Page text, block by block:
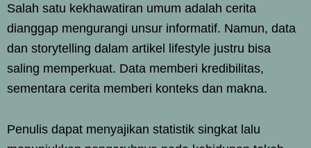
Salah satu kekhawatiran umum adalah cerita
dianggap mengurangi unsur informatif. Namun, data
dan storytelling dalam artikel lifestyle justru bisa
saling memperkuat. Data memberi kredibilitas,
sementara cerita memberi konteks dan makna.
Penulis dapat menyajikan statistik singkat lalu